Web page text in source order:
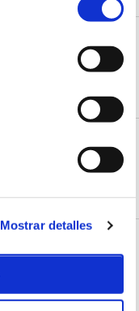
Mostrar detalles